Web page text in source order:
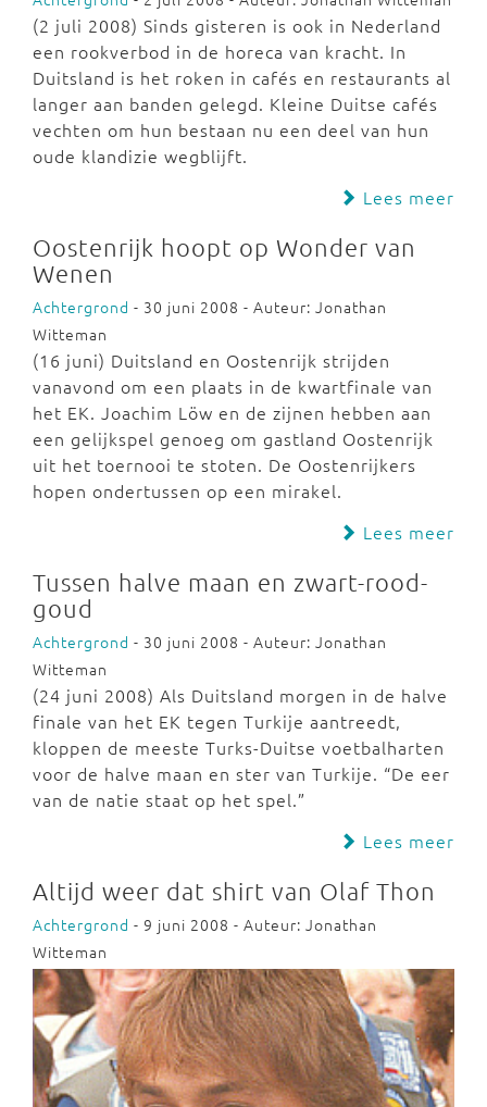
(2 juli 2008) Sinds gisteren is ook in Nederland
een rookverbod in de horeca van kracht. In
Duitsland is het roken in cafés en restaurants al
langer aan banden gelegd. Kleine Duitse cafés
vechten om hun bestaan nu een deel van hun
oude klandizie wegblijft.
Lees meer
Oostenrijk hoopt op Wonder van
Wenen
Achtergrond - 30 juni 2008 - Auteur: Jonathan
Witteman
(16 juni) Duitsland en Oostenrijk strijden
vanavond om een plaats in de kwartfinale van
het EK. Joachim Löw en de zijnen hebben aan
een gelijkspel genoeg om gastland Oostenrijk
uit het toernooi te stoten. De Oostenrijkers
hopen ondertussen op een mirakel.
Lees meer
Tussen halve maan en zwart-rood-
goud
Achtergrond - 30 juni 2008 - Auteur: Jonathan
Witteman
(24 juni 2008) Als Duitsland morgen in de halve
finale van het EK tegen Turkije aantreedt,
kloppen de meeste Turks-Duitse voetbalharten
voor de halve maan en ster van Turkije. “De eer
van de natie staat op het spel.”
Lees meer
Altijd weer dat shirt van Olaf Thon
Achtergrond - 9 juni 2008 - Auteur: Jonathan
Witteman